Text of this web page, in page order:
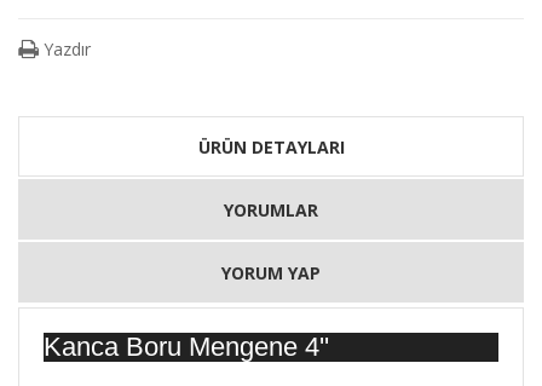
Yazdır
ÜRÜN DETAYLARI
YORUMLAR
YORUM YAP
Kanca Boru Mengene 4''